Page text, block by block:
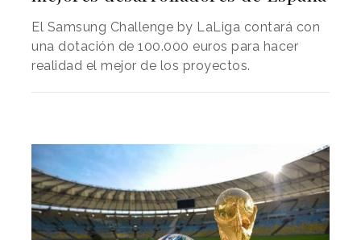
El Samsung Challenge by LaLiga contará con
una dotación de 100.000 euros para hacer
realidad el mejor de los proyectos.